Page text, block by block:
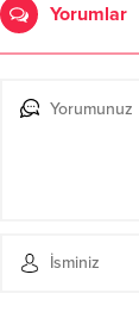
Yorumlar